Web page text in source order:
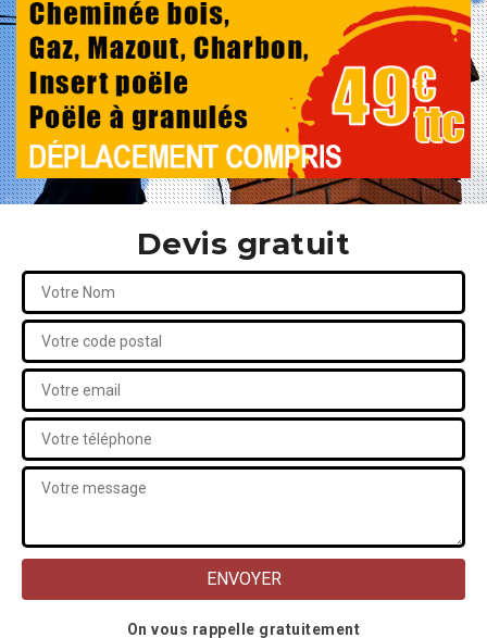
Devis gratuit
On vous rappelle gratuitement